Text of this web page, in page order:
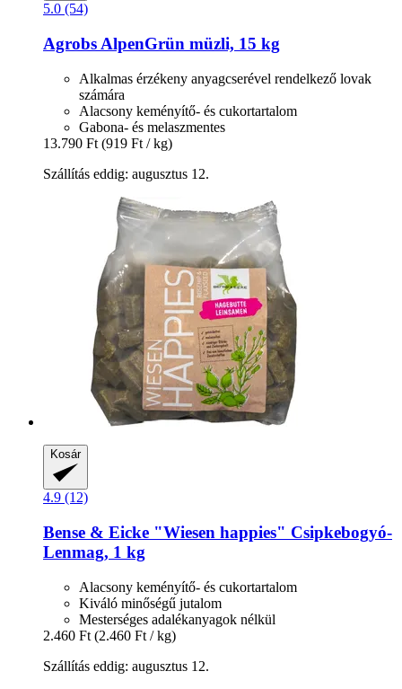
5.0 (54)
Agrobs AlpenGrün müzli, 15 kg
Alkalmas érzékeny anyagcserével rendelkező lovak
számára
Alacsony keményítő- és cukortartalom
Gabona- és melaszmentes
13.790 Ft (919 Ft / kg)
Szállítás eddig: augusztus 12.
Kosár
4.9 (12)
Bense & Eicke "Wiesen happies" Csipkebogyó-​
Lenmag, 1 kg
Alacsony keményítő- és cukortartalom
Kiváló minőségű jutalom
Mesterséges adalékanyagok nélkül
2.460 Ft (2.460 Ft / kg)
Szállítás eddig: augusztus 12.